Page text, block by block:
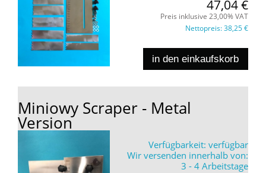
47,04 €
Preis inklusive 23,00% VAT
Nettopreis:38,25 €
in den einkaufskorb
Miniowy Scraper - Metal
Version
Verfügbarkeit: verfügbar
Wir versenden innerhalb von:
3 - 4 Arbeitstage